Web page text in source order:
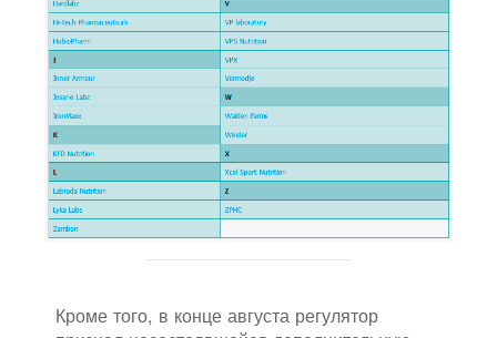
Кроме того, в конце августа регулятор